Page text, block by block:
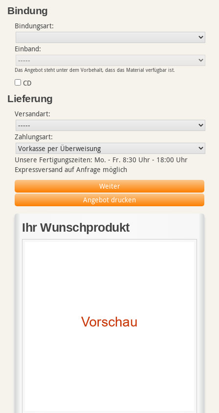
Bindung
Bindungsart:
Einband:
Das Angebot steht unter dem Vorbehalt, dass das Material verfügbar ist.
CD
Lieferung
Versandart:
Zahlungsart:
Unsere Fertigungszeiten: Mo. - Fr. 8:30 Uhr - 18:00 Uhr
Expressversand auf Anfrage möglich
Ihr Wunschprodukt